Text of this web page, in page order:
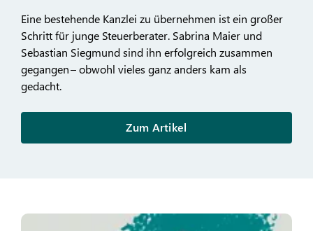
Eine bestehende Kanzlei zu übernehmen ist ein großer
Schritt für junge Steuerberater. Sabrina Maier und
Sebastian Siegmund sind ihn erfolgreich zusammen
gegangen – obwohl vieles ganz anders kam als
gedacht.
Zum Artikel